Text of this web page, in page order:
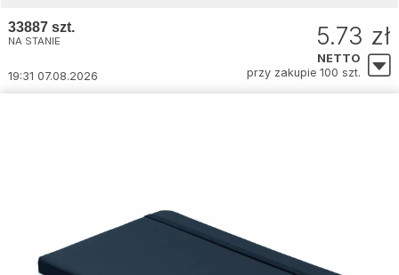
33887 szt.
NA STANIE
19:31 07.08.2026
5.73 zł
NETTO
przy zakupie 100 szt.